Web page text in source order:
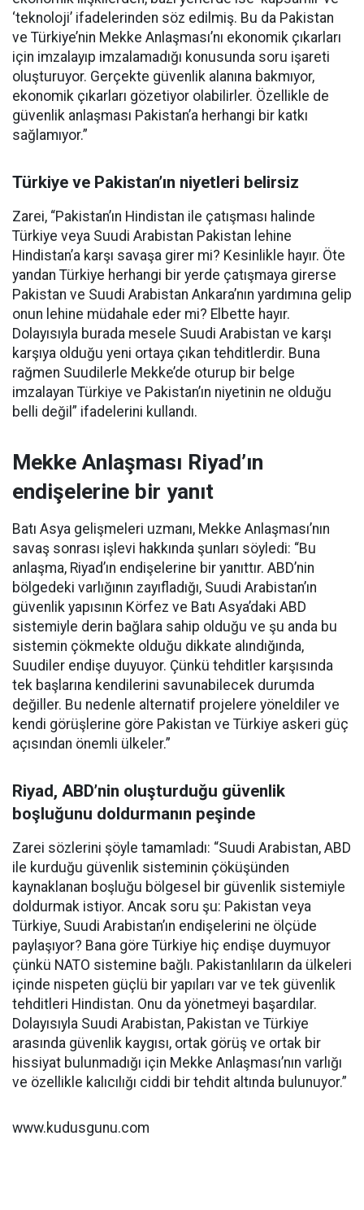
‘teknoloji’ ifadelerinden söz edilmiş. Bu da Pakistan
ve Türkiye’nin Mekke Anlaşması’nı ekonomik çıkarları
için imzalayıp imzalamadığı konusunda soru işareti
oluşturuyor. Gerçekte güvenlik alanına bakmıyor,
ekonomik çıkarları gözetiyor olabilirler. Özellikle de
güvenlik anlaşması Pakistan’a herhangi bir katkı
sağlamıyor.”
Türkiye ve Pakistan’ın niyetleri belirsiz
Zarei, “Pakistan’ın Hindistan ile çatışması halinde
Türkiye veya Suudi Arabistan Pakistan lehine
Hindistan’a karşı savaşa girer mi? Kesinlikle hayır. Öte
yandan Türkiye herhangi bir yerde çatışmaya girerse
Pakistan ve Suudi Arabistan Ankara’nın yardımına gelip
onun lehine müdahale eder mi? Elbette hayır.
Dolayısıyla burada mesele Suudi Arabistan ve karşı
karşıya olduğu yeni ortaya çıkan tehditlerdir. Buna
rağmen Suudilerle Mekke’de oturup bir belge
imzalayan Türkiye ve Pakistan’ın niyetinin ne olduğu
belli değil” ifadelerini kullandı.
Mekke Anlaşması Riyad’ın
endişelerine bir yanıt
Batı Asya gelişmeleri uzmanı, Mekke Anlaşması’nın
savaş sonrası işlevi hakkında şunları söyledi: “Bu
anlaşma, Riyad’ın endişelerine bir yanıttır. ABD’nin
bölgedeki varlığının zayıfladığı, Suudi Arabistan’ın
güvenlik yapısının Körfez ve Batı Asya’daki ABD
sistemiyle derin bağlara sahip olduğu ve şu anda bu
sistemin çökmekte olduğu dikkate alındığında,
Suudiler endişe duyuyor. Çünkü tehditler karşısında
tek başlarına kendilerini savunabilecek durumda
değiller. Bu nedenle alternatif projelere yöneldiler ve
kendi görüşlerine göre Pakistan ve Türkiye askeri güç
açısından önemli ülkeler.”
Riyad, ABD’nin oluşturduğu güvenlik
boşluğunu doldurmanın peşinde
Zarei sözlerini şöyle tamamladı: “Suudi Arabistan, ABD
ile kurduğu güvenlik sisteminin çöküşünden
kaynaklanan boşluğu bölgesel bir güvenlik sistemiyle
doldurmak istiyor. Ancak soru şu: Pakistan veya
Türkiye, Suudi Arabistan’ın endişelerini ne ölçüde
paylaşıyor? Bana göre Türkiye hiç endişe duymuyor
çünkü NATO sistemine bağlı. Pakistanlıların da ülkeleri
içinde nispeten güçlü bir yapıları var ve tek güvenlik
tehditleri Hindistan. Onu da yönetmeyi başardılar.
Dolayısıyla Suudi Arabistan, Pakistan ve Türkiye
arasında güvenlik kaygısı, ortak görüş ve ortak bir
hissiyat bulunmadığı için Mekke Anlaşması’nın varlığı
ve özellikle kalıcılığı ciddi bir tehdit altında bulunuyor.”
www.kudusgunu.com